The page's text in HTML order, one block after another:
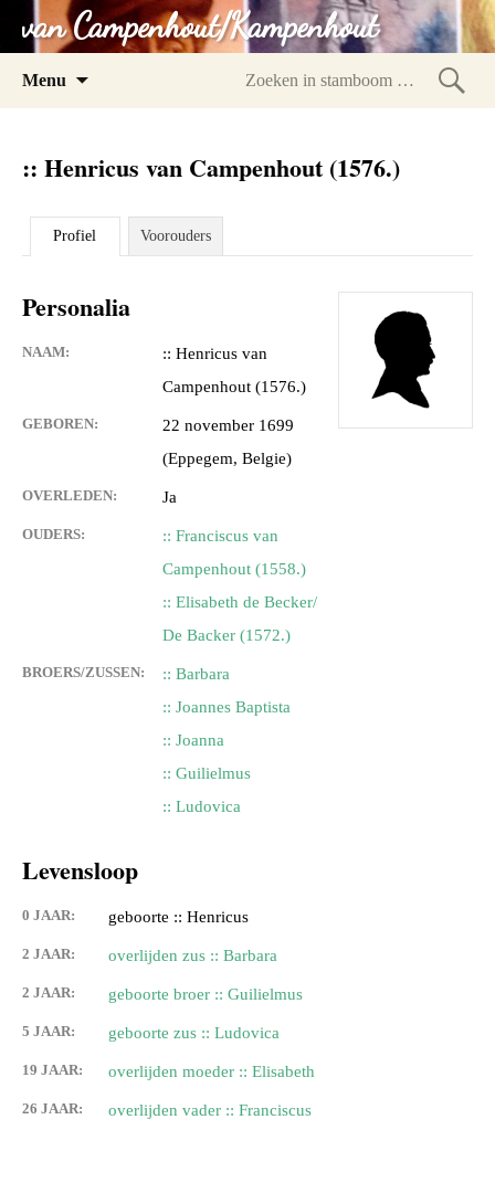
van Campenhout/Kampenhout
Menu
:: Henricus van Campenhout (1576.)
Profiel Voorouders
Personalia
NAAM:
:: Henricus van
Campenhout (1576.)
GEBOREN:
22 november 1699
(Eppegem, Belgie)
OVERLEDEN: Ja
OUDERS:
:: Franciscus van
Campenhout (1558.)
:: Elisabeth de Becker/
De Backer (1572.)
BROERS/ZUSSEN:
:: Barbara
:: Joannes Baptista
:: Joanna
:: Guilielmus
:: Ludovica
Levensloop
0 JAAR: geboorte :: Henricus
2 JAAR: overlijden zus :: Barbara
2 JAAR: geboorte broer :: Guilielmus
5 JAAR: geboorte zus :: Ludovica
19 JAAR: overlijden moeder :: Elisabeth
26 JAAR: overlijden vader :: Franciscus